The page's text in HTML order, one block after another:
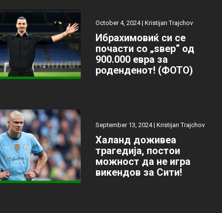
October 4, 2024 | Kristijan Trajchov
Ибрахимовиќ си се
почасти со „ѕвер“ од
900.000 евра за
роденденот! (ФОТО)
September 13, 2024 | Kristijan Trajchov
Халанд доживеа
трагедија, постои
можност да не игра
викендов за Сити!